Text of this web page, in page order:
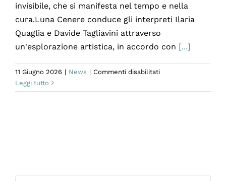
invisibile, che si manifesta nel tempo e nella
cura.Luna Cenere conduce gli interpreti Ilaria
Quaglia e Davide Tagliavini attraverso
un'esplorazione artistica, in accordo con [...]
11 Giugno 2026 | News | Commenti disabilitatisu
|
Leggi tutto